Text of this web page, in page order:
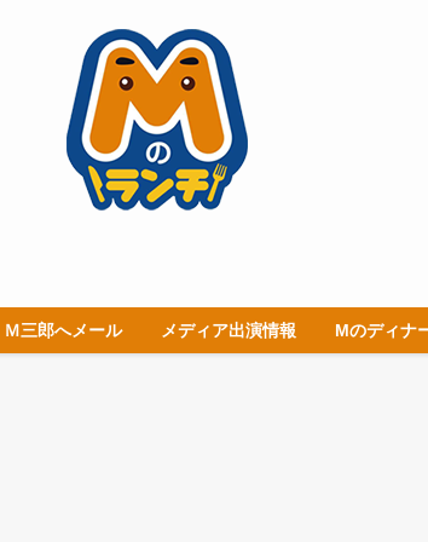
Ｍ三郎へメール メディア出演情報 Mのディナ